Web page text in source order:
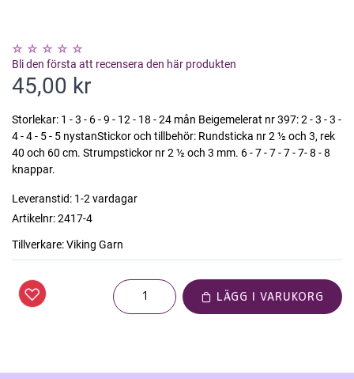
Bli den första att recensera den här produkten
45,00 kr
Storlekar: 1 - 3 - 6 - 9 - 12 - 18 - 24 mån Beigemelerat nr 397: 2 - 3 - 3 -
4 - 4 - 5 - 5 nystanStickor och tillbehör: Rundsticka nr 2 ½ och 3, rek
40 och 60 cm. Strumpstickor nr 2 ½ och 3 mm. 6 - 7 - 7 - 7 - 7- 8 - 8
knappar.
Leveranstid: 1-2 vardagar
Artikelnr:2417-4
Tillverkare:Viking Garn
LÄGG I VARUKORG